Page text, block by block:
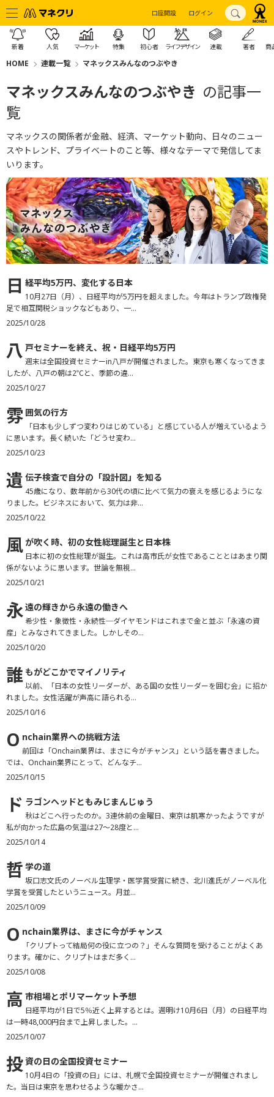
口座開設 ログイン
新着 人気 マーケット 特集 初心者 ライフデザイン 連載 著者 商
HOME 連載一覧 マネックスみんなのつぶやき
マネックスみんなのつぶやき の記事一
覧
マネックスの関係者が金融、経済、マーケット動向、日々のニュー
スやトレンド、プライベートのこと等、様々なテーマで発信してま
いります。
日 経平均5万円、変化する日本
10月27日（月）、日経平均が5万円を超えました。今年はトランプ政権発
足で相互関税ショックなどもあり、一...
2025/10/28
八 戸セミナーを終え、祝・日経平均5万円
週末は全国投資セミナーin八戸が開催されました。東京も寒くなってきま
したが、八戸の朝は2℃と、季節の違...
2025/10/27
雰 囲気の行方
「日本も少しずつ変わりはじめている」と感じている人が増えているよう
に思います。長く続いた「どうせ変わ...
2025/10/23
遺 伝子検査で自分の「設計図」を知る
45歳になり、数年前から30代の頃に比べて気力の衰えを感じるようにな
りました。ビジネスにおいて、気力は非...
2025/10/22
風 が吹く時、初の女性総理誕生と日本株
日本に初の女性総理が誕生。これは高市氏が女性であることとはあまり関
係がないように思います。世論を無視...
2025/10/21
永遠の輝きから永遠の働きへ
希少性・象徴性・永続性─ダイヤモンドはこれまで金と並ぶ「永遠の資
産」とみなされてきました。しかしその...
2025/10/20
誰 もがどこかでマイノリティ
以前、「日本の女性リーダーが、ある国の女性リーダーを囲む会」に招か
れました。女性活躍が声高に語られる...
2025/10/16
O nchain業界への挑戦方法
前回は「Onchain業界は、まさに今がチャンス」という話を書きました。
では、Onchain業界にとって、どんなチ...
2025/10/15
ド ラゴンヘッドともみじまんじゅう
秋はどこへ行ったのか。3連休前の金曜日、東京は肌寒かったようですが
私が向かった広島の気温は27～28度と...
2025/10/14
哲 学の道
坂口志文氏のノーベル生理学・医学賞受賞に続き、北川進氏がノーベル化
学賞を受賞したというニュース。月並...
2025/10/09
O nchain業界は、まさに今がチャンス
「クリプトって結局何の役に立つの？」そんな質問を受けることがよくあ
ります。確かに、クリプトはまだ多く...
2025/10/08
高 市相場とポリマーケット予想
日経平均が1日で5％近く上昇するとは。週明け10月6日（月）の日経平均
は一時48,000円台まで上昇しました。...
2025/10/07
投資の日の全国投資セミナー
10月4日の「投資の日」には、札幌で全国投資セミナーが開催されまし
た。当日は東京を思わせるような暖かさ...